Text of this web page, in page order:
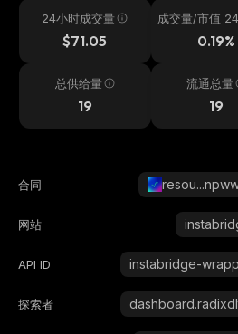
24小时成交量
$71.05
成交量/市值
0.19%
总供给量
19
流通总量
19
合同
网站
API ID
探索者